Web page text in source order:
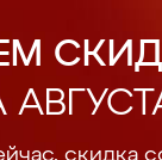
скидка